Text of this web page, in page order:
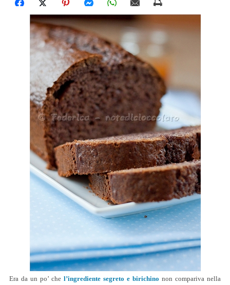
Era da un po’ che l’ingrediente segreto e birichino non compariva nella